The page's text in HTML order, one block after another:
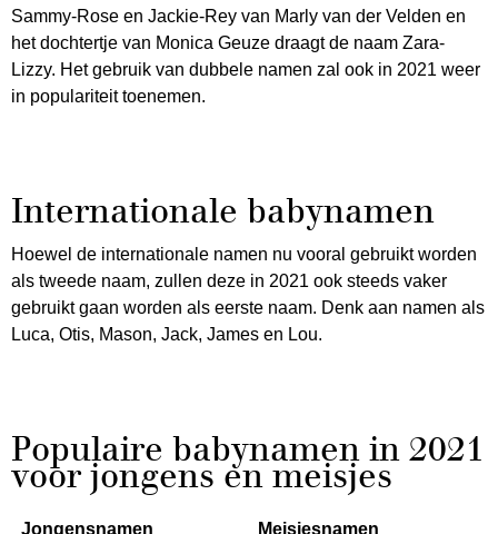
Sammy-Rose en Jackie-Rey van Marly van der Velden en
het dochtertje van Monica Geuze draagt de naam Zara-
Lizzy. Het gebruik van dubbele namen zal ook in 2021 weer
in populariteit toenemen.
Internationale babynamen
Hoewel de internationale namen nu vooral gebruikt worden
als tweede naam, zullen deze in 2021 ook steeds vaker
gebruikt gaan worden als eerste naam. Denk aan namen als
Luca, Otis, Mason, Jack, James en Lou.
Populaire babynamen in 2021
voor jongens en meisjes
Jongensnamen Meisjesnamen